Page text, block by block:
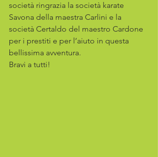
società ringrazia la società karate
Savona della maestra Carlini e la
società Certaldo del maestro Cardone
per i prestiti e per l’aiuto in questa
bellissima avventura.
Bravi a tutti!